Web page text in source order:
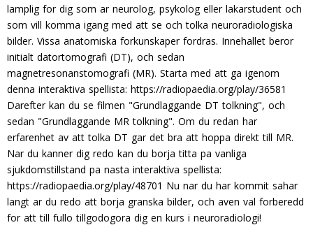
lamplig for dig som ar neurolog, psykolog eller lakarstudent och
som vill komma igang med att se och tolka neuroradiologiska
bilder. Vissa anatomiska forkunskaper fordras. Innehallet beror
initialt datortomografi (DT), och sedan
magnetresonanstomografi (MR). Starta med att ga igenom
denna interaktiva spellista: https://radiopaedia.org/play/36581
Darefter kan du se filmen "Grundlaggande DT tolkning", och
sedan "Grundlaggande MR tolkning". Om du redan har
erfarenhet av att tolka DT gar det bra att hoppa direkt till MR.
Nar du kanner dig redo kan du borja titta pa vanliga
sjukdomstillstand pa nasta interaktiva spellista:
https://radiopaedia.org/play/48701 Nu nar du har kommit sahar
langt ar du redo att borja granska bilder, och aven val forberedd
for att till fullo tillgodogora dig en kurs i neuroradiologi!